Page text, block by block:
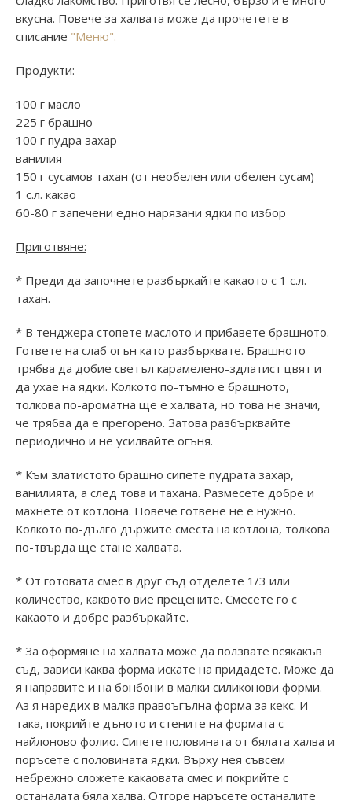
вкусна. Повече за халвата може да прочетете в
списание "Меню".
Продукти:
100 г масло
225 г брашно
100 г пудра захар
ванилия
150 г сусамов тахан (от необелен или обелен сусам)
1 с.л. какао
60-80 г запечени едно нарязани ядки по избор
Приготвяне:
* Преди да започнете разбъркайте какаото с 1 с.л.
тахан.
* В тенджера стопете маслото и прибавете брашното.
Гответе на слаб огън като разбърквате. Брашното
трябва да добие светъл карамелено-здлатист цвят и
да ухае на ядки. Колкото по-тъмно е брашното,
толкова по-ароматна ще е халвата, но това не значи,
че трябва да е прегорено. Затова разбърквайте
периодично и не усилвайте огъня.
* Към златистото брашно сипете пудрата захар,
ванилията, а след това и тахана. Размесете добре и
махнете от котлона. Повече готвене не е нужно.
Колкото по-дълго държите сместа на котлона, толкова
по-твърда ще стане халвата.
* От готовата смес в друг съд отделете 1/3 или
количество, каквото вие прецените. Смесете го с
какаото и добре разбъркайте.
* За оформяне на халвата може да ползвате всякакъв
съд, зависи каква форма искате на придадете. Може да
я направите и на бонбони в малки силиконови форми.
Аз я наредих в малка правоъгълна форма за кекс. И
така, покрийте дъното и стените на формата с
найлоново фолио. Сипете половината от бялата халва и
поръсете с половината ядки. Върху нея съвсем
небрежно сложете какаовата смес и покрийте с
останалата бяла халва. Отгоре наръсете останалите